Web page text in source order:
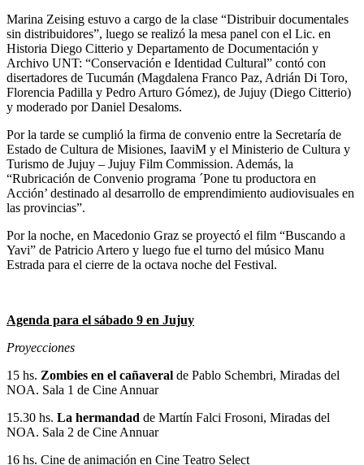
Marina Zeising estuvo a cargo de la clase “Distribuir documentales
sin distribuidores”, luego se realizó la mesa panel con el Lic. en
Historia Diego Citterio y Departamento de Documentación y
Archivo UNT: “Conservación e Identidad Cultural” contó con
disertadores de Tucumán (Magdalena Franco Paz, Adrián Di Toro,
Florencia Padilla y Pedro Arturo Gómez), de Jujuy (Diego Citterio)
y moderado por Daniel Desaloms.
Por la tarde se cumplió la firma de convenio entre la Secretaría de
Estado de Cultura de Misiones, IaaviM y el Ministerio de Cultura y
Turismo de Jujuy – Jujuy Film Commission. Además, la
“Rubricación de Convenio programa ´Pone tu productora en
Acción’ destinado al desarrollo de emprendimiento audiovisuales en
las provincias”.
Por la noche, en Macedonio Graz se proyectó el film “Buscando a
Yavi” de Patricio Artero y luego fue el turno del músico Manu
Estrada para el cierre de la octava noche del Festival.
Agenda para el sábado 9 en Jujuy
Proyecciones
15 hs. Zombies en el cañaveral de Pablo Schembri, Miradas del
NOA. Sala 1 de Cine Annuar
15.30 hs. La hermandad de Martín Falci Frosoni, Miradas del
NOA. Sala 2 de Cine Annuar
16 hs. Cine de animación en Cine Teatro Select